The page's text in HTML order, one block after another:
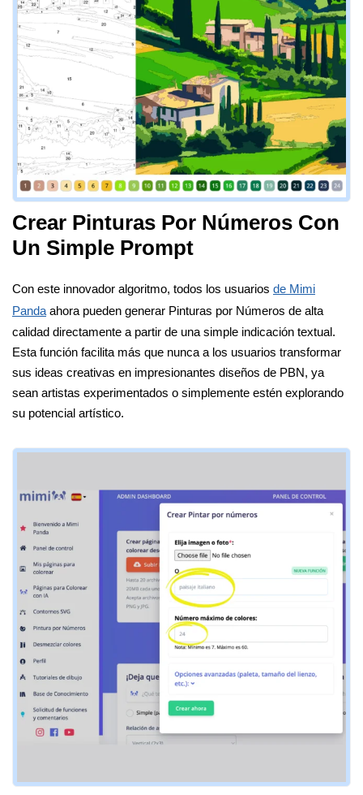
Crear Pinturas Por Números Con
Un Simple Prompt
Con este innovador algoritmo, todos los usuarios de Mimi
Panda ahora pueden generar Pinturas por Números de alta
calidad directamente a partir de una simple indicación textual.
Esta función facilita más que nunca a los usuarios transformar
sus ideas creativas en impresionantes diseños de PBN, ya
sean artistas experimentados o simplemente estén explorando
su potencial artístico.